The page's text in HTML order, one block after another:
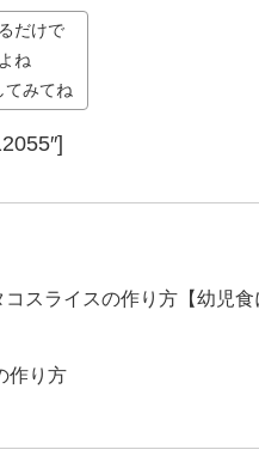
だけで
ね
てみてね
スライスの作り方【幼児食
作り方